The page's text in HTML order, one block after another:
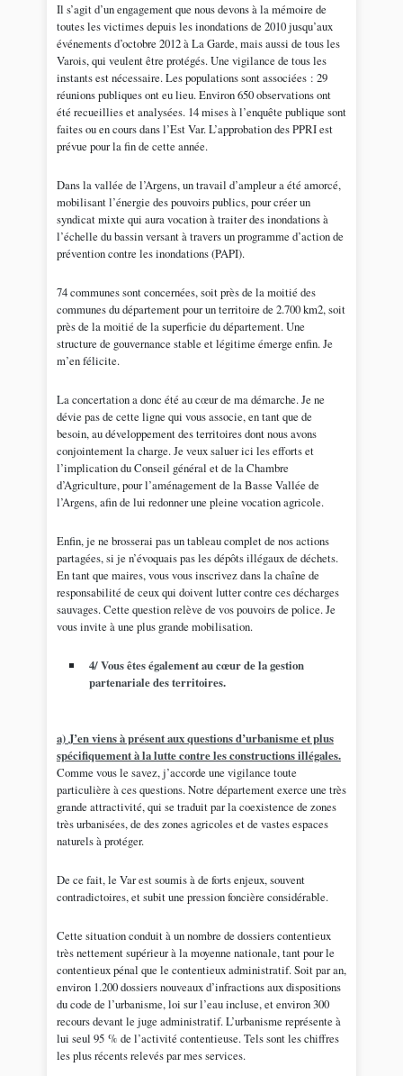
Il s’agit d’un engagement que nous devons à la mémoire de
toutes les victimes depuis les inondations de 2010 jusqu’aux
événements d’octobre 2012 à La Garde, mais aussi de tous les
Varois, qui veulent être protégés. Une vigilance de tous les
instants est nécessaire. Les populations sont associées : 29
réunions publiques ont eu lieu. Environ 650 observations ont
été recueillies et analysées. 14 mises à l’enquête publique sont
faites ou en cours dans l’Est Var. L’approbation des PPRI est
prévue pour la fin de cette année.
Dans la vallée de l’Argens, un travail d’ampleur a été amorcé,
mobilisant l’énergie des pouvoirs publics, pour créer un
syndicat mixte qui aura vocation à traiter des inondations à
l’échelle du bassin versant à travers un programme d’action de
prévention contre les inondations (PAPI).
74 communes sont concernées, soit près de la moitié des
communes du département pour un territoire de 2.700 km2, soit
près de la moitié de la superficie du département. Une
structure de gouvernance stable et légitime émerge enfin. Je
m’en félicite.
La concertation a donc été au cœur de ma démarche. Je ne
dévie pas de cette ligne qui vous associe, en tant que de
besoin, au développement des territoires dont nous avons
conjointement la charge. Je veux saluer ici les efforts et
l’implication du Conseil général et de la Chambre
d’Agriculture, pour l’aménagement de la Basse Vallée de
l’Argens, afin de lui redonner une pleine vocation agricole.
Enfin, je ne brosserai pas un tableau complet de nos actions
partagées, si je n’évoquais pas les dépôts illégaux de déchets.
En tant que maires, vous vous inscrivez dans la chaîne de
responsabilité de ceux qui doivent lutter contre ces décharges
sauvages. Cette question relève de vos pouvoirs de police. Je
vous invite à une plus grande mobilisation.
4/ Vous êtes également au cœur de la gestion
partenariale des territoires.
a) J’en viens à présent aux questions d’urbanisme et plus
spécifiquement à la lutte contre les constructions illégales.
Comme vous le savez, j’accorde une vigilance toute
particulière à ces questions. Notre département exerce une très
grande attractivité, qui se traduit par la coexistence de zones
très urbanisées, de des zones agricoles et de vastes espaces
naturels à protéger.
De ce fait, le Var est soumis à de forts enjeux, souvent
contradictoires, et subit une pression foncière considérable.
Cette situation conduit à un nombre de dossiers contentieux
très nettement supérieur à la moyenne nationale, tant pour le
contentieux pénal que le contentieux administratif. Soit par an,
environ 1.200 dossiers nouveaux d’infractions aux dispositions
du code de l’urbanisme, loi sur l’eau incluse, et environ 300
recours devant le juge administratif. L’urbanisme représente à
lui seul 95 % de l’activité contentieuse. Tels sont les chiffres
les plus récents relevés par mes services.